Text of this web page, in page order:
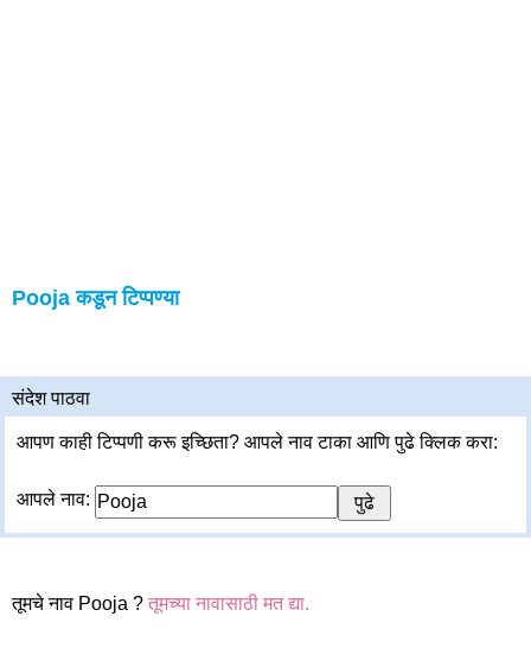
Pooja कडून टिप्पण्या
संदेश पाठवा
आपण काही टिप्पणी करू इच्छिता? आपले नाव टाका आणि पुढे क्लिक करा:
आपले नाव:
तूमचे नाव Pooja ? तूमच्या नावासाठी मत द्या.